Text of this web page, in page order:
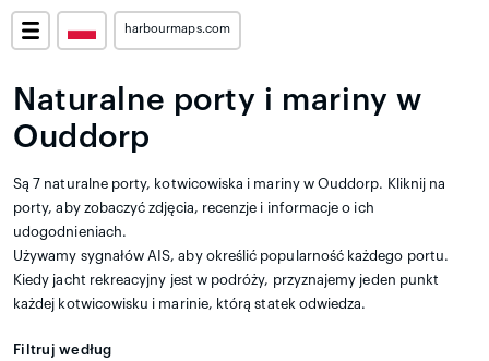
harbourmaps.com
Naturalne porty i mariny w
Ouddorp
Są 7 naturalne porty, kotwicowiska i mariny w Ouddorp. Kliknij na
porty, aby zobaczyć zdjęcia, recenzje i informacje o ich
udogodnieniach.
Używamy sygnałów AIS, aby określić popularność każdego portu.
Kiedy jacht rekreacyjny jest w podróży, przyznajemy jeden punkt
każdej kotwicowisku i marinie, którą statek odwiedza.
Filtruj według